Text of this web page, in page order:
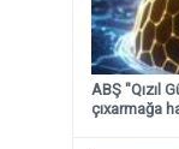
ABŞ "Qızıl
çıxarmağa